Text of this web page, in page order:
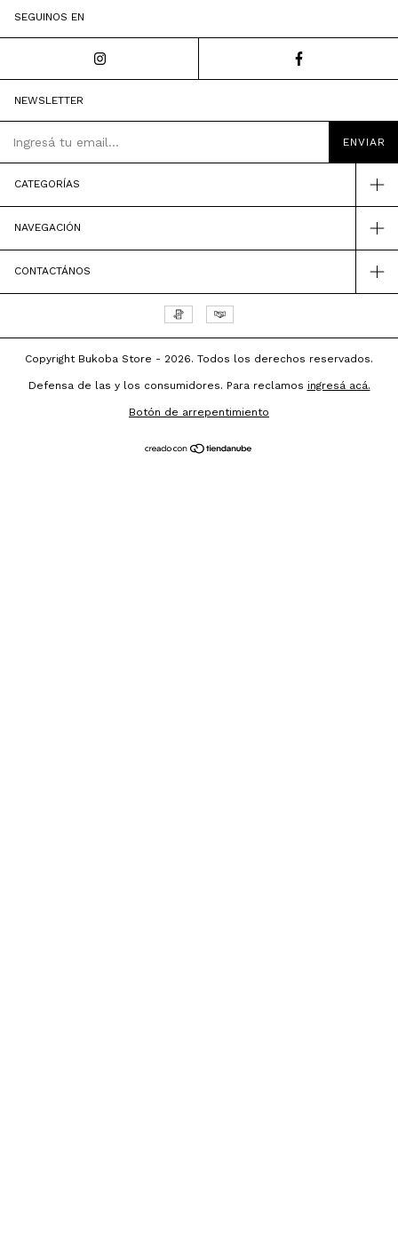
SEGUINOS EN
NEWSLETTER
CATEGORÍAS
NAVEGACIÓN
CONTACTÁNOS
Copyright Bukoba Store - 2026. Todos los derechos reservados.
Defensa de las y los consumidores. Para reclamos ingresá acá.
Botón de arrepentimiento